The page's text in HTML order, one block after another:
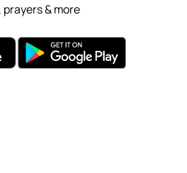
prayers & more